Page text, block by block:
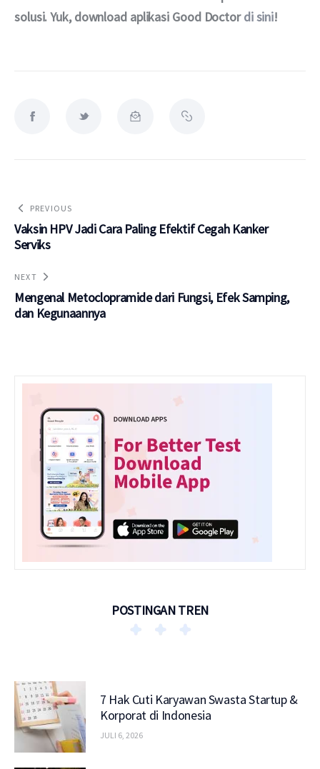
solusi. Yuk, download aplikasi Good Doctor di sini!
PREVIOUS
Vaksin HPV Jadi Cara Paling Efektif Cegah Kanker
Serviks
NEXT
Mengenal Metoclopramide dari Fungsi, Efek Samping,
dan Kegunaannya
POSTINGAN TREN
7 Hak Cuti Karyawan Swasta Startup &
Korporat di Indonesia
JULI 6, 2026